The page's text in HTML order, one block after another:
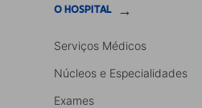
O HOSPITAL →
Serviços Médicos
Núcleos e Especialidades
Exames